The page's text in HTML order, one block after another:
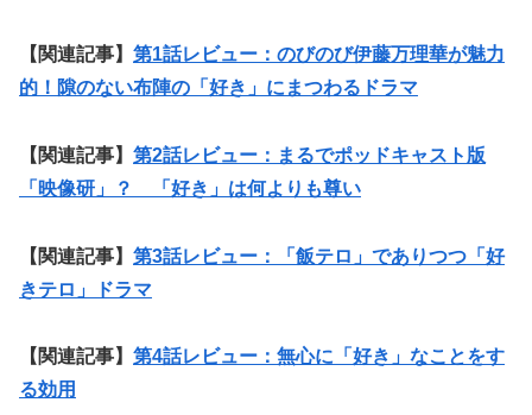
【関連記事】 第1話レビュー：のびのび伊藤万理華が魅力
的！隙のない布陣の「好き」にまつわるドラマ
【関連記事】 第2話レビュー：まるでポッドキャスト版
「映像研」？ 「好き」は何よりも尊い
【関連記事】 第3話レビュー：「飯テロ」でありつつ「好
きテロ」ドラマ
【関連記事】 第4話レビュー：無心に「好き」なことをす
る効用